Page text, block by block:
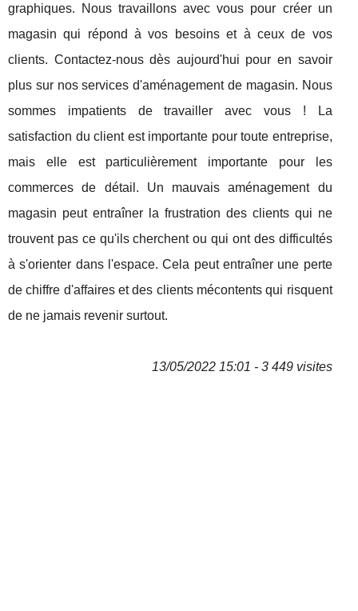
graphiques. Nous travaillons avec vous pour créer un
magasin qui répond à vos besoins et à ceux de vos
clients. Contactez-nous dès aujourd'hui pour en savoir
plus sur nos services d'aménagement de magasin. Nous
sommes impatients de travailler avec vous ! La
satisfaction du client est importante pour toute entreprise,
mais elle est particulièrement importante pour les
commerces de détail. Un mauvais aménagement du
magasin peut entraîner la frustration des clients qui ne
trouvent pas ce qu'ils cherchent ou qui ont des difficultés
à s'orienter dans l'espace. Cela peut entraîner une perte
de chiffre d'affaires et des clients mécontents qui risquent
de ne jamais revenir surtout.
13/05/2022 15:01 - 3 449 visites